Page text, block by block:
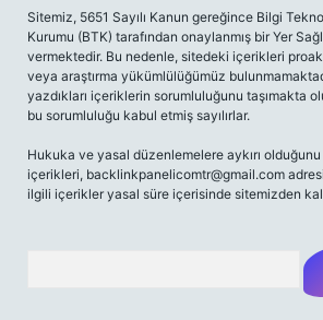
Sitemiz, 5651 Sayılı Kanun gereğince Bilgi
Kurumu (BTK) tarafından onaylanmış bir Yer
vermektedir. Bu nedenle, sitedeki içerikleri
veya araştırma yükümlülüğümüz
yazdıkları içeriklerin sorumluluğunu taşımakta
bu sorumluluğu kabul etmiş sayılırlar.
Hukuka ve yasal düzenlemelere aykırı
içerikleri, backlinkpanelicomtr@gmail.com
ilgili içerikler yasal süre içerisinde sitemizden